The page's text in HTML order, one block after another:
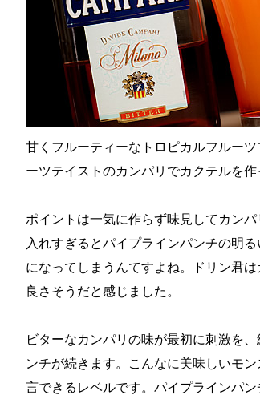
甘くフルーティーなトロピカルフルー
ーツテイストのカンパリでカクテルを作
ポイントは一気に作らず味見してカン
入れすぎるとパイプラインパンチの明
になってしまうんてすよね。ドリン君
良さそうだと感じました。
ビターなカンパリの味が最初に刺激を
ンチが続きます。こんなに美味しいモ
言できるレベルです。パイプラインパ